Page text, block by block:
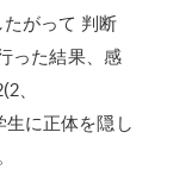
がって 判断
った結果、感
、
生に正体を隠し